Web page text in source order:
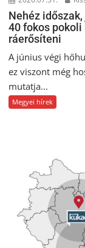
Nehéz
40 fokos
ráerősíteni
A június végi
ez viszont még
mutatja...
Megyei hírek